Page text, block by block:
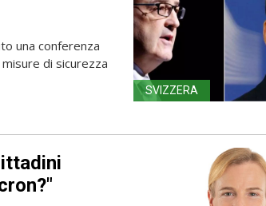
una conferenza
di sicurezza
SVIZZERA